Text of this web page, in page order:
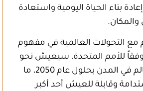
بناء الحياة اليومية واستعادة
والمكان.
مع التحولات العالمية في مفهوم
للأمم المتحدة، سيعيش نحو
68% من سكان العالم في المدن بحلول عام 2050، ما
وقابلة للعيش أحد أكبر